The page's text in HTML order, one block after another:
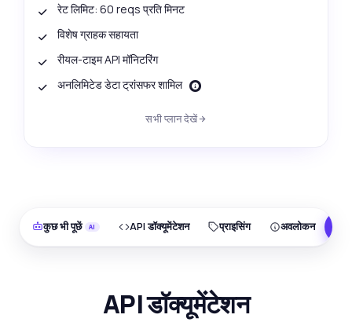
रेट लिमिट: 60 reqs प्रति मिनट
विशेष ग्राहक सहायता
रीयल-टाइम API मॉनिटरिंग
अनलिमिटेड डेटा ट्रांसफर शामिल
सभी प्लान देखें
कुछ भी पूछें API डॉक्यूमेंटेशन प्राइसिंग अवलोकन
API डॉक्यूमेंटेशन